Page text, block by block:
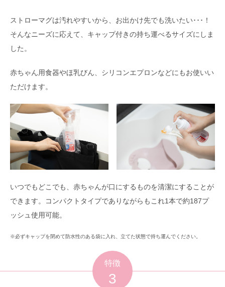
ストローマグは汚れやすいから、お出かけ先でも洗いたい･･･！
そんなニーズに応えて、キャップ付きの持ち運べるサイズにしま
した。
赤ちゃん用食器やほ乳びん、シリコンエプロンなどにもお使いい
ただけます。
いつでもどこでも、赤ちゃんが口にするものを清潔にすることが
できます。コンパクトタイプでありながらもこれ1本で約187プ
ッシュ使用可能。
※必ずキャップを閉めて防水性のある袋に入れ、立てた状態で持ち運んでください。
特徴
3